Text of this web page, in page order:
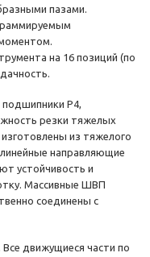
пазами.
на 16 позиций (по
P4,
резки тяжелых
из тяжелого
направляющие
устойчивость и
Массивные ШВП
соединены с
движущиеся части по